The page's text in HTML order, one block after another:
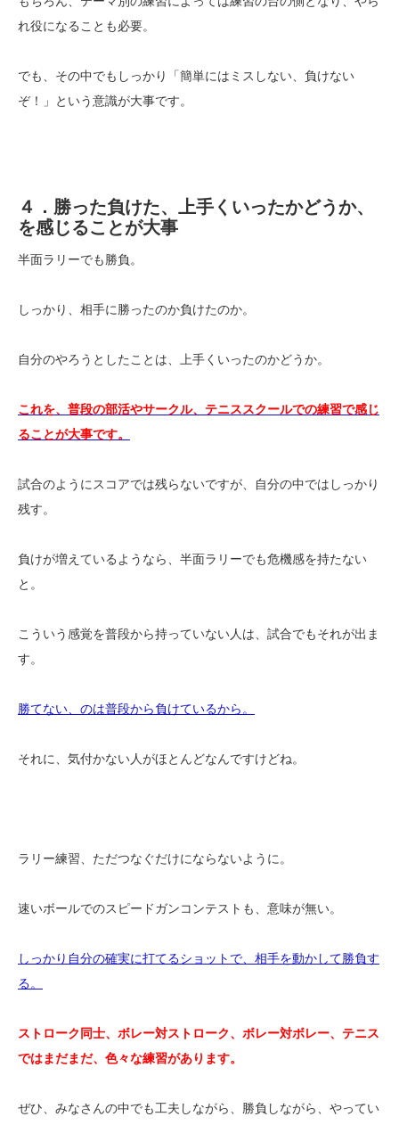
れ役になることも必要。
でも、その中でもしっかり「簡単にはミスしない、負けない
ぞ！」という意識が大事です。
４．勝った負けた、上手くいったかどうか、
を感じることが大事
半面ラリーでも勝負。
しっかり、相手に勝ったのか負けたのか。
自分のやろうとしたことは、上手くいったのかどうか。
これを、普段の部活やサークル、テニススクールでの練習で感じ
ることが大事です。
試合のようにスコアでは残らないですが、自分の中ではしっかり
残す。
負けが増えているようなら、半面ラリーでも危機感を持たない
と。
こういう感覚を普段から持っていない人は、試合でもそれが出ま
す。
勝てない、のは普段から負けているから。
それに、気付かない人がほとんどなんですけどね。
ラリー練習、ただつなぐだけにならないように。
速いボールでのスピードガンコンテストも、意味が無い。
しっかり自分の確実に打てるショットで、相手を動かして勝負す
る。
ストローク同士、ボレー対ストローク、ボレー対ボレー、テニス
ではまだまだ、色々な練習があります。
ぜひ、みなさんの中でも工夫しながら、勝負しながら、やってい